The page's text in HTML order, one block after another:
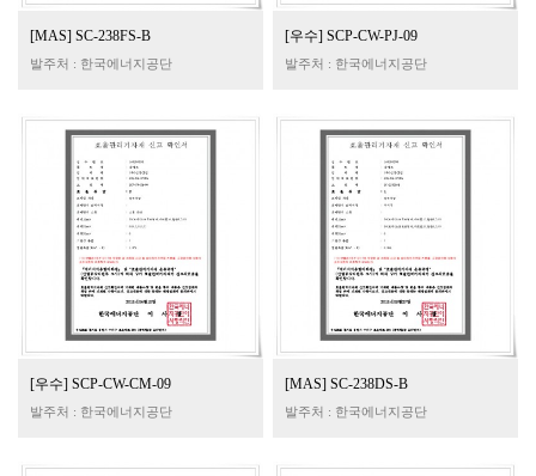
[MAS] SC-238FS-B
발주처 : 한국에너지공단
[우수] SCP-CW-PJ-09
발주처 : 한국에너지공단
[우수] SCP-CW-CM-09
발주처 : 한국에너지공단
[MAS] SC-238DS-B
발주처 : 한국에너지공단